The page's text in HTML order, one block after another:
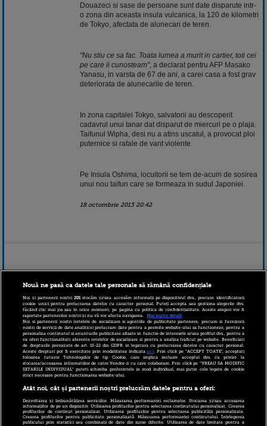
Douazeci si sase de persoane sunt date disparute intr-
o zona din aceasta insula vulcanica, la 120 de kilometri
de Tokyo, afectata de alunecari de teren.
"Nu stiu ce sa fac. Toata lumea a murit in cartier, toti cei
pe care ii cunosteam", a declarat pentru AFP Masako
Yanasu, in varsta de 67 de ani, a carei casa a fost grav
deteriorata de alunecarile de teren.
In zona capitalei Tokyo, salvatorii au descoperit
cadavrul unui tanar dat disparut de miercuri pe o plaja.
Taifunul Wipha, desi nu a atins uscatul, a provocat ploi
puternice si rafale de vant violente.
Pe Insula Oshima, locuitorii se tem de-acum de sosirea
unui nou taifun care se formeaza in sudul Japoniei.
18 octombrie 2013 20:42
probleme mari la
centrala nucleara de la
Fukushima
au murit din cauza
taifunului Wipha care
traverseaza Japonia
Nouă ne pasă ca datele tale personale să rămână confidențiale
Noi și partenerii noștri201stocăm și/sau accesăm informații pe dispozitivul dvs., precum identificatorii
cookie unici pentru prelucrarea datelor cu caracter personal. Puteți accepta sau gestiona alegerile dvs.
făcând clic mai jos sau în orice moment, pe pagina cu politica de confidențialitate. Aceste alegeri vor fi
raportate partenerilor noștri și nu vă vor afecta navigarea.
Mai multe detalii
Noi si partenerii nostri (retelele de socializare si agentiile de publicitate partenere, precum si furnizorii
nostri de servicii de date analitice) prelucram date pentru a permite website-ului sa functioneze, pentru a
personaliza continutul si anunturile publicitare afisate in functie de interesele si/sau profilul dvs., pentru a
va oferi functionalitati aferente retelelor de socializare si pentru a analiza traficul pe website. Beneficiati
de drepturile prevazute de art. 15-22 din GDPR in legatura cu prelucrarea datelor cu caracter personal.
Aceste drepturi pot fi exercitate prin modalitatea indicataaici. Prin click pe “ACCEPT TOATE”, acceptati
folosirea tuturor Tehnologiilor de tip Cookie, care implica inclusiv acceptul dvs. cu privire la
stocarea/accesarea informatiilor de catre Vendor-ii cu care colaboram. Prin click pe “VREAU SA MODIFIC
SETARILE INDIVIDUAL” puteti schimba preferintele in mod individual, mai putin cele legate de cookie
strict necesare pentru functionarea website-ului.
Atât noi, cât și partenerii noștri prelucrăm datele pentru a oferi:
Dezvoltarea și îmbunătățirea serviciilor. Măsurarea performanței reclamelor. Stocarea și/sau accesarea
informațiilor de pe un dispozitiv. Utilizarea profilurilor pentru selectarea conținutului personalizat. Crearea
profilurilor de conținut personalizat. Utilizarea profilurilor pentru selectarea publicității personalizate.
Crearea profilurilor pentru publicitate personalizată. Măsurarea performanței conținutului. Înțelegerea
publicului prin statistici sau combinații de date din surse diferite. Utilizarea de date limitate pentru a